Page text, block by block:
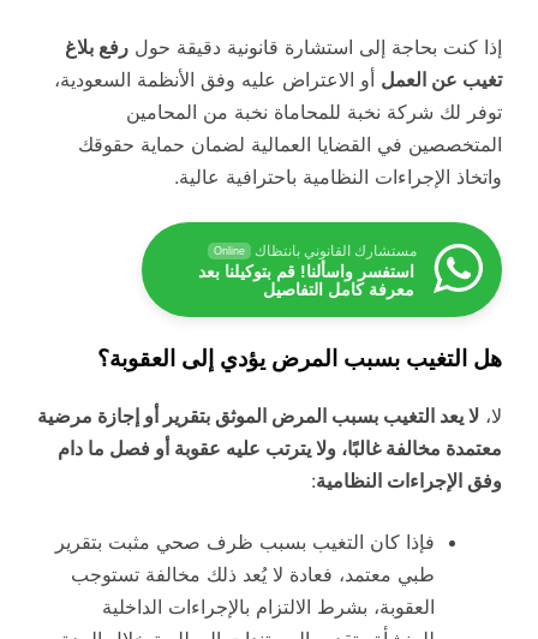
إذا كنت بحاجة إلى استشارة قانونية دقيقة حول رفع بلاغ
تغيب عن العمل أو الاعتراض عليه وفق الأنظمة السعودية،
توفر لك شركة نخبة للمحاماة نخبة من المحامين
المتخصصين في القضايا العمالية لضمان حماية حقوقك
واتخاذ الإجراءات النظامية باحترافية عالية.
مستشارك القانوني بانتظاك Online
استفسر واسألنا! قم بتوكيلنا بعد
معرفة كامل التفاصيل
هل التغيب بسبب المرض يؤدي إلى العقوبة؟
لا، لا يعد التغيب بسبب المرض الموثق بتقرير أو إجازة مرضية
معتمدة مخالفة غالبًا، ولا يترتب عليه عقوبة أو فصل ما دام
وفق الإجراءات النظامية:
فإذا كان التغيب بسبب ظرف صحي مثبت بتقرير
طبي معتمد، فعادة لا يُعد ذلك مخالفة تستوجب
العقوبة، بشرط الالتزام بالإجراءات الداخلية